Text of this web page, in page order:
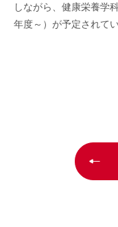
しながら、健康栄養学
年度～）が予定されてい